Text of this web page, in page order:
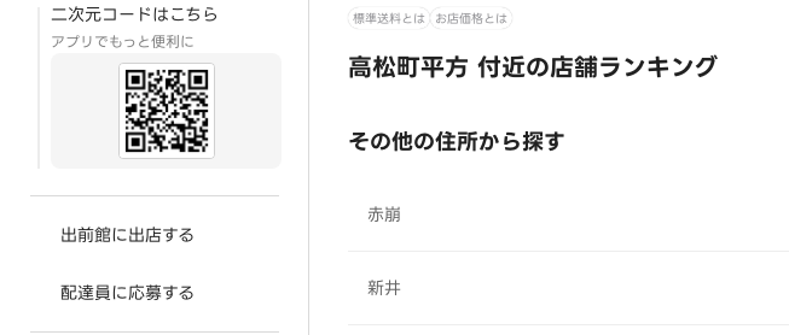
二次元コードはこちら
アプリでもっと便利に
出前館に出店する
配達員に応募する
標準送料とは お店価格とは
高松町平方 付近の店舗ランキング
その他の住所から探す
赤崩
新井